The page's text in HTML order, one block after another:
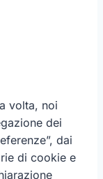
volta, noi
dei
dai
di cookie e